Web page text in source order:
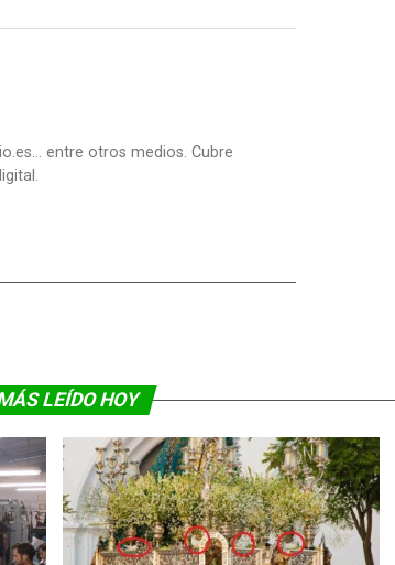
entre otros medios. Cubre
LEÍDO HOY